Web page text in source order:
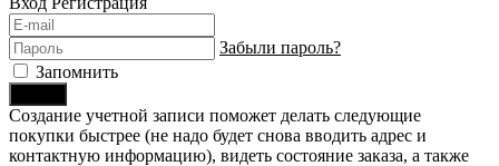
Забыли пароль?
Запомнить
Создание учетной записи поможет делать следующие
покупки быстрее (не надо будет снова вводить адрес и
контактную информацию), видеть состояние заказа, а также